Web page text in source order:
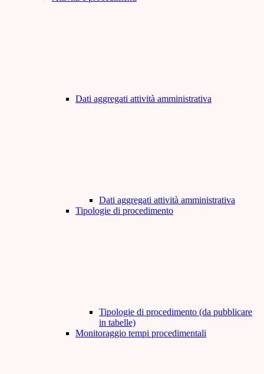
Dati aggregati attività amministrativa
Dati aggregati attività amministrativa
Tipologie di procedimento
Tipologie di procedimento (da pubblicare
in tabelle)
Monitoraggio tempi procedimentali